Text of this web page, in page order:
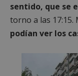
sentido, que se
torno a las 17:15.
podían ver los